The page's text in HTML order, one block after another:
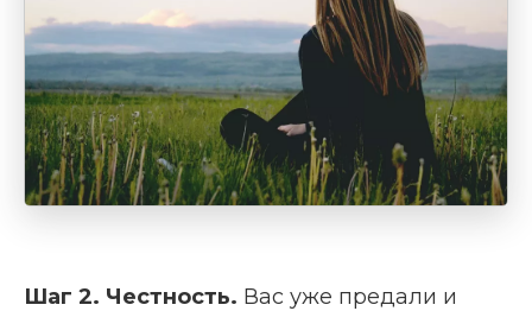
Шаг 2. Честность. Вас уже предали и